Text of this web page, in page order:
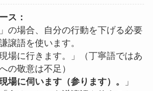
ス：
の場合、自分の行動を下げる必要
譲語を使います。
場に行きます。」（丁寧語ではあ
の敬意は不足）
場に伺います（参ります）。
」